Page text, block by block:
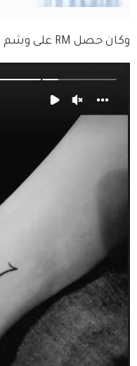
وكان حصل RM على وشم على الجزء السفلي من ساقه.